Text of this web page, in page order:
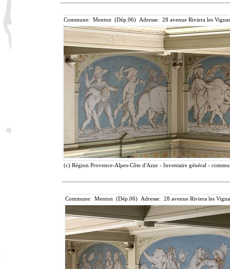
Commune: Menton (Dép.06) Adresse: 28 avenue Riviera les
(c) Région Provence-Alpes-Côte d'Azur - Inventaire général -
Commune: Menton (Dép.06) Adresse: 28 avenue Riviera les